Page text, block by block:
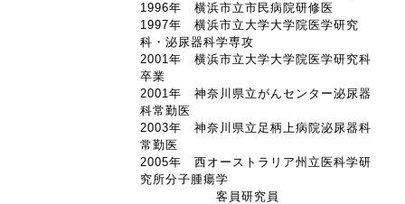
1996年 横浜市立市民病院研修医
1997年 横浜市立大学大学院医学研究
科・泌尿器科学専攻
2001年 横浜市立大学大学院医学研究科
卒業
2001年 神奈川県立がんセンター泌尿器
科常勤医
2003年 神奈川県立足柄上病院泌尿器科
常勤医
2005年 西オーストラリア州立医科学研
究所分子腫瘍学
客員研究員